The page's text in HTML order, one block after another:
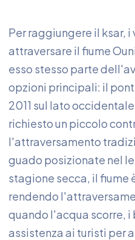
Per raggiungere il ksar,
attraversare il fiume
esso stesso parte
opzioni principali: il
2011 sul lato
richiesto un piccolo
l'attraversamento
guado posizionate nel
stagione secca, il fiume
rendendo
quando l'acqua scorre,
assistenza ai turisti per